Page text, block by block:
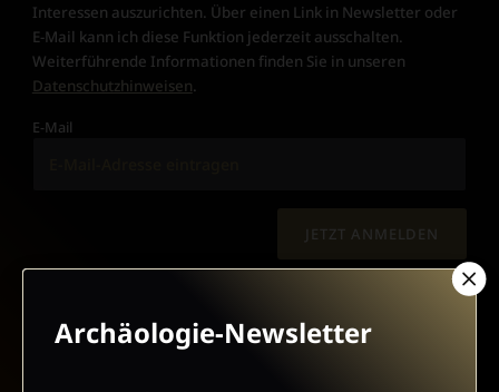
Interessen auszurichten. Über einen Link in Newsletter oder
E-Mail kann ich diese Funktion jederzeit ausschalten.
Weiterführende Informationen finden Sie in unseren
Datenschutzhinweisen
E-Mail
JETZT ANMELDEN
Archäologie-Newsletter